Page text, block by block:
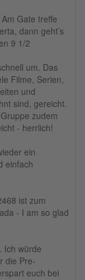
Gate treffe
dann geht’s
9 1/2
um. Das
Filme, Serien,
und
sind, gereicht.
zudem
- herrlich!
ein
einfach
ist zum
- I am so glad
Ich würde
die Pre-
euch bei